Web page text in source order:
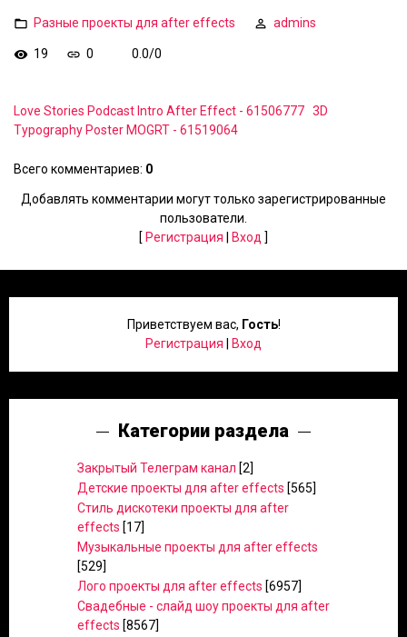
Разные проекты для after effects admins
19 0 0.0/0
Love Stories Podcast Intro After Effect - 61506777 3D
Typography Poster MOGRT - 61519064
Всего комментариев: 0
Добавлять комментарии могут только зарегистрированные
пользователи.
[ Регистрация Вход ]
Приветствуем вас, Гость!
Регистрация
Вход
Категории раздела
Закрытый Телеграм канал [2]
Детские проекты для after effects [565]
Стиль дискотеки проекты для after
effects [17]
Музыкальные проекты для after effects
[529]
Лого проекты для after effects [6957]
Свадебные - слайд шоу проекты для after
effects [8567]